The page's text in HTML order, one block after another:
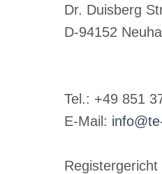
Dr. Duisberg
D-94152
Tel.: +49 851
E-Mail:
Registergericht